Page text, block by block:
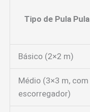
Tipo de Pula Pula
Básico (2×2 m)
Médio (3×3 m, com
escorregador)